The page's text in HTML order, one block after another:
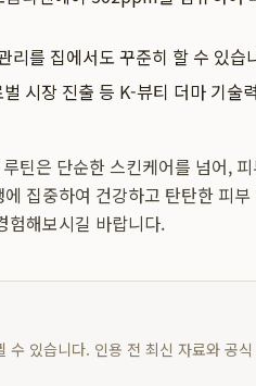
리를 집에서도 꾸준히 할 수 있습
시장 진출 등 K-뷰티 더마 기술
틴은 단순한 스킨케어를 넘어,
집중하여 건강하고 탄탄한 피
험해보시길 바랍니다.
있습니다. 인용 전 최신 자료와 공